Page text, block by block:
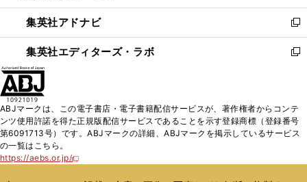
開
く
ウ
で
開
く
ン
ド
ウ
で
ウ
ィ
ン
ド
く
集英社アドナビ
新
し
い
ド
ウ
で
集英社エディターズ・ラボ
新
ィ
ン
ド
ABJマークは、この電子書店・電子書籍配信サービスが、著作権者からコンテ
ンツ使用許諾を得た正規版配信サービスであることを示す登録商標（登録番号
第6091713号）です。ABJマークの詳細、ABJマークを掲示しているサービス
の一覧はこちら。
https://aebs.or.jp/
新